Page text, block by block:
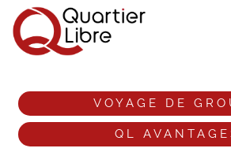
NOS DESTINATIONS
ANGLETERRE
VOS ENVIES DE VOYAGE
VOYAGE DE
QL